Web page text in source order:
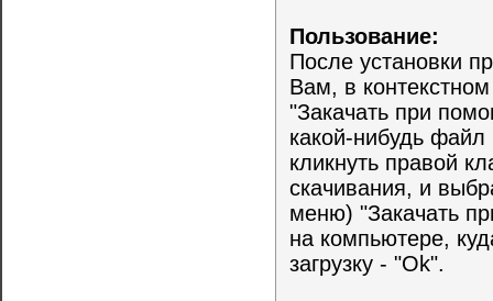
Пользование:
После установки
Вам, в
"Закачать при
какой-нибудь файл
кликнуть правой
скачивания, и
меню) "Закачать
на компьютере,
загрузку - "Ok".